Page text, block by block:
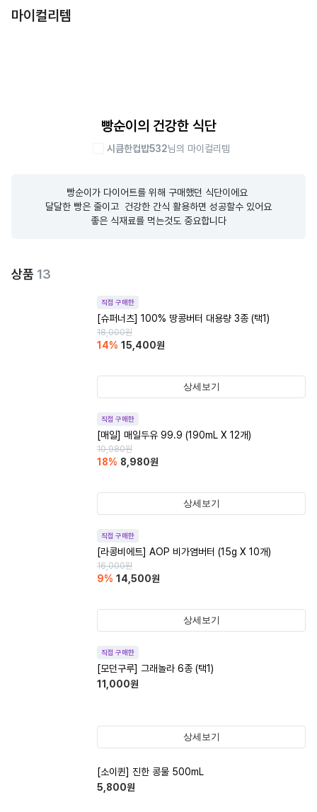
마이컬리템
빵순이의 건강한 식단
시큼한컵밥532님의 마이컬리템
빵순이가 다이어트를 위해 구매했던 식단이에요
달달한 빵은 줄이고  건강한 간식 활용하면 성공할수 있어요
좋은 식재료를 먹는것도 중요합니다
상품 13
직접 구매한
[슈퍼너츠] 100% 땅콩버터 대용량 3종 (택1)
18,000원
14% 15,400원
상세보기
직접 구매한
[매일] 매일두유 99.9 (190mL X 12개)
10,980원
18% 8,980원
상세보기
직접 구매한
[라콩비에트] AOP 비가염버터 (15g X 10개)
16,000원
9% 14,500원
상세보기
직접 구매한
[모던구루] 그래놀라 6종 (택1)
11,000원
상세보기
[소이퀸] 진한 콩물 500mL
5,800원